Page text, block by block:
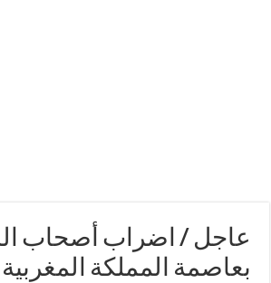
/ اضراب أصحاب
المملكة المغربية